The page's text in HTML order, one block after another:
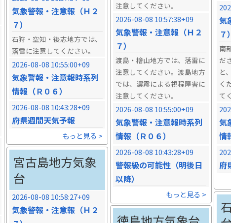
気
７）
南
だ
と
く
て
気
情
府
注意してください。
2026-08-08 10:57:38+09
気象警報・注意報（Ｈ２
７）
渡島・檜山地方では、落雷に
注意してください。渡島地方
では、濃霧による視程障害に
注意してください。
2026-08-08 10:55:00+09
気象警報・注意報時系列
情報（Ｒ０６）
2026-08-08 10:43:28+09
警報級の可能性（明後日
以降）
もっと見る >
気象警報・注意報（Ｈ２
７）
石狩・空知・後志地方では、
落雷に注意してください。
2026-08-08 10:55:00+09
気象警報・注意報時系列
情報（Ｒ０６）
2026-08-08 10:43:28+09
府県週間天気予報
もっと見る >
宮古島地方気象
台
2026-08-08 10:58:27+09
気象警報・注意報（Ｈ２